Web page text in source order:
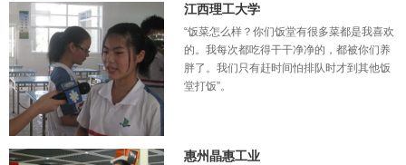
江西理工大学
“饭菜怎么样？你们饭堂有很多菜都是我喜欢
的。我每次都吃得干干净净的，都被你们养
胖了。我们只有赶时间怕排队时才到其他饭
堂打饭”。
惠州晶惠工业